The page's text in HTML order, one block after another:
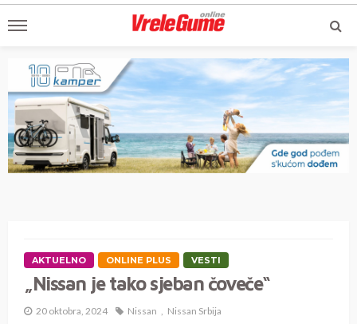
AKTUELNO ONLINE PLUS VESTI
„Nissan je tako sjeban čoveče“
20 oktobra, 2024 Nissan Nissan Srbija